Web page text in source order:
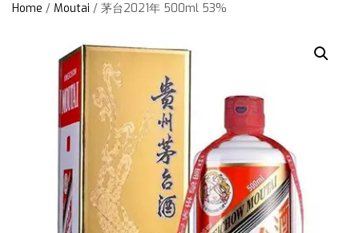
Home / Moutai / 茅台2021年 500ml 53%